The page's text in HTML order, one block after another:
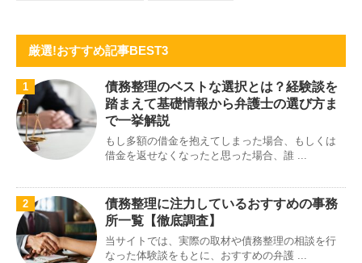
厳選!おすすめ記事BEST3
1
債務整理のベストな選択とは？経験談を
踏まえて基礎情報から弁護士の選び方ま
で一挙解説
もし多額の借金を抱えてしまった場合、もしくは
借金を返せなくなったと思った場合、誰 ...
2
債務整理に注力しているおすすめの事務
所一覧【徹底調査】
当サイトでは、実際の取材や債務整理の相談を行
なった体験談をもとに、おすすめの弁護 ...